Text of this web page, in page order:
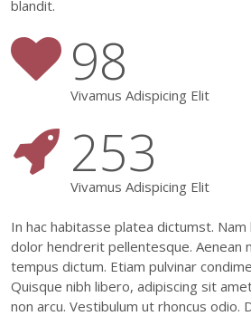
blandit.
98
Vivamus Adispicing Elit
253
Vivamus Adispicing Elit
In hac habitasse platea dictumst.
dolor hendrerit pellentesque. Aenean
tempus dictum. Etiam pulvinar
Quisque nibh libero, adipiscing sit
non arcu. Vestibulum ut rhoncus odio.